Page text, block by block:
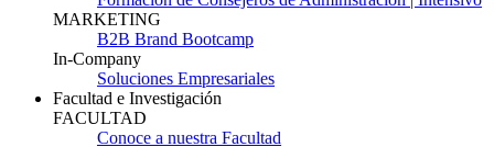
MARKETING
B2B Brand Bootcamp
In-Company
Soluciones Empresariales
Facultad e Investigación
FACULTAD
Conoce a nuestra Facultad